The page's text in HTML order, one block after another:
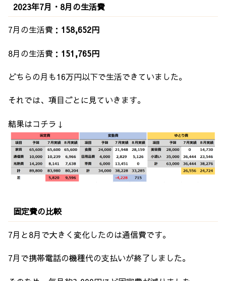
2023年7月・8月の生活費
7月の生活費： 158,652円
8月の生活費： 151,765円
どちらの月も16万円以下で生活できていました。
それでは、項目ごとに見ていきます。
結果はコチラ↓
固定費の比較
7月と8月で大きく変化したのは通信費です。
7月で携帯電話の機種代の支払いが終了しました。